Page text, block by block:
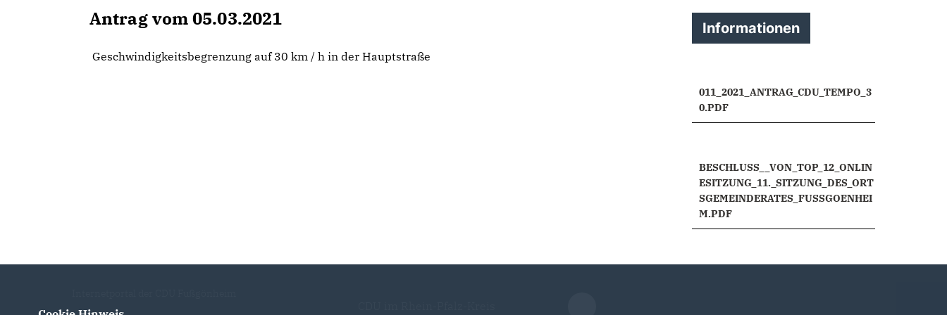
Antrag vom 05.03.2021
Geschwindigkeitsbegrenzung auf 30 km / h in der Hauptstraße
Informationen
011_2021_ANTRAG_CDU_TEMPO_3
0.PDF
BESCHLUSS__VON_TOP_12_ONLIN
ESITZUNG_11._SITZUNG_DES_ORT
SGEMEINDERATES_FUSSGOENHEI
M.PDF